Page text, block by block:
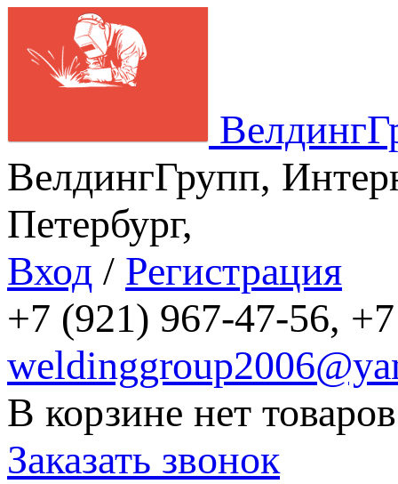
ВелдингГрупп,
Петербург,
Вход / Регистрация
+7 (921) 967-47-56,
В корзине нет товаров
Заказать звонок